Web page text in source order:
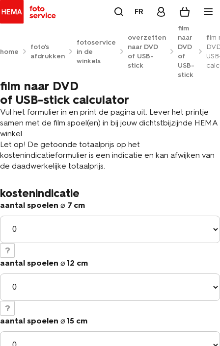
FR
home
foto's
afdrukken
fotoservice
in de
winkels
overzetten
naar DVD
of USB-
stick
film
naar
DVD
of
USB-
stick
film
film naar DVD
of USB-stick calculator
Vul het formulier in en print de pagina uit. Lever het printje
samen met de film spoel(en) in bij jouw dichtstbijzijnde HEMA
winkel.
Let op! De getoonde totaalprijs op het
kostenindicatieformulier is een indicatie en kan afwijken van
de daadwerkelijke totaalprijs.
kostenindicatie
aantal spoelen ⌀ 7 cm
?
aantal spoelen ⌀ 12 cm
?
aantal spoelen ⌀ 15 cm